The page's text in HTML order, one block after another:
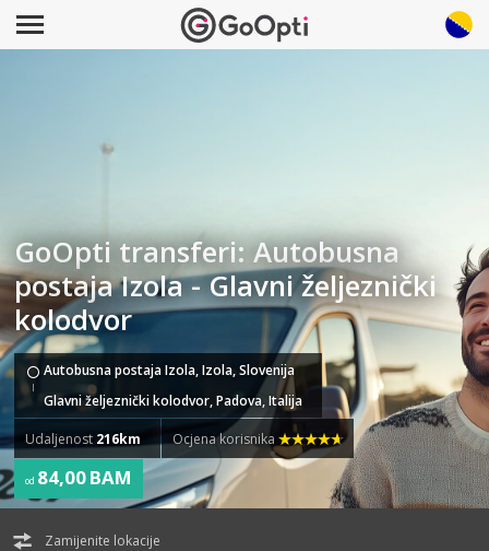
GoOpti transferi: Autobusna
postaja Izola - Glavni željeznički
kolodvor
Autobusna postaja Izola, Izola, Slovenija
Glavni željeznički kolodvor, Padova, Italija
Udaljenost 216km Ocjena korisnika
od 84,00 BAM
Zamijenite lokacije